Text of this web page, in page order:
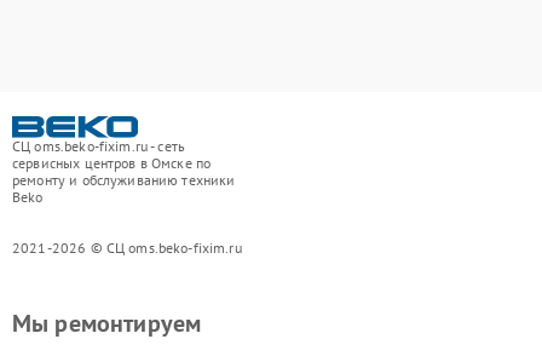
СЦ oms.beko-fixim.ru - сеть
сервисных центров в Омске по
ремонту и обслуживанию техники
Beko
2021-2026 © СЦ oms.beko-fixim.ru
Мы ремонтируем